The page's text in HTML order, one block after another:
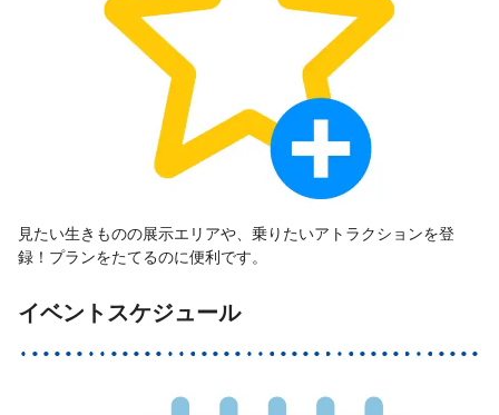
見たい生きものの展示エリアや、乗りたいアトラクションを登
録！プランをたてるのに便利です。
イベントスケジュール